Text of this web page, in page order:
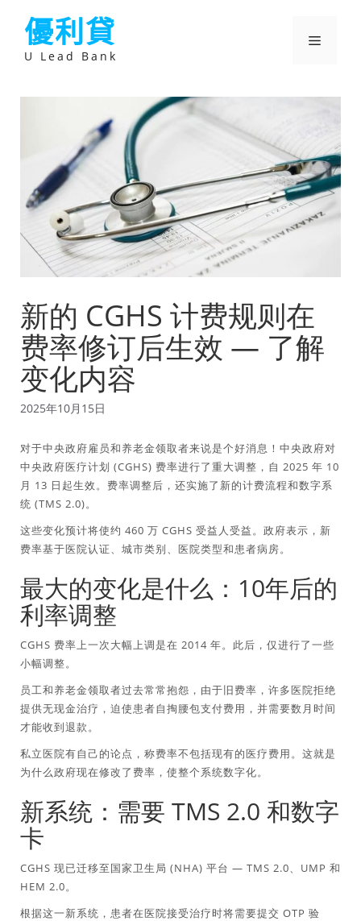
優利貸
U Lead Bank
選
新的 CGHS 计费规则在
费率修订后生效 — 了解
变化内容
2025年10月15日
对于中央政府雇员和养老金领取者来说是个好消息！中央政府对
中央政府医疗计划 (CGHS) 费率进行了重大调整，自 2025 年 10
月 13 日起生效。费率调整后，还实施了新的计费流程和数字系
统 (TMS 2.0)。
这些变化预计将使约 460 万 CGHS 受益人受益。政府表示，新
费率基于医院认证、城市类别、医院类型和患者病房。
最大的变化是什么：10年后的
利率调整
CGHS 费率上一次大幅上调是在 2014 年。此后，仅进行了一些
小幅调整。
员工和养老金领取者过去常常抱怨，由于旧费率，许多医院拒绝
提供无现金治疗，迫使患者自掏腰包支付费用，并需要数月时间
才能收到退款。
私立医院有自己的论点，称费率不包括现有的医疗费用。这就是
为什么政府现在修改了费率，使整个系统数字化。
新系统：需要 TMS 2.0 和数字
卡
CGHS 现已迁移至国家卫生局 (NHA) 平台 — TMS 2.0、UMP 和
HEM 2.0。
根据这一新系统，患者在医院接受治疗时将需要提交 OTP 验